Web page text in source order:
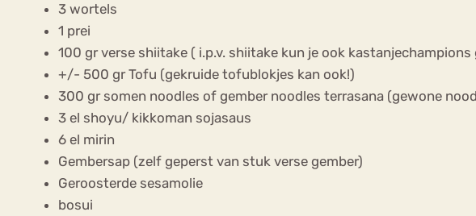
3 wortels
1 prei
100 gr verse shiitake ( i.p.v. shiitake kun je ook kastanjechampions
+/- 500 gr Tofu (gekruide tofublokjes kan ook!)
300 gr somen noodles of gember noodles terrasana (gewone
3 el shoyu/ kikkoman sojasaus
6 el mirin
Gembersap (zelf geperst van stuk verse gember)
Geroosterde sesamolie
bosui